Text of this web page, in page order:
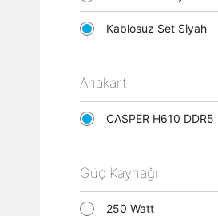
Kablosuz Set Siyah
Anakart
CASPER H610 DDR5
Güç Kaynağı
250 Watt